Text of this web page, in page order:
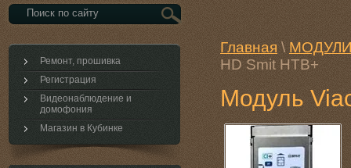
Главная\
HD Smit НТВ+
Модуль
Ремонт, прошивка
Регистрация
Видеонаблюдение и
домофония
Магазин в Кубинке